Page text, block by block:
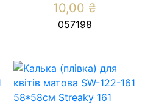
10,00 ₴
057198